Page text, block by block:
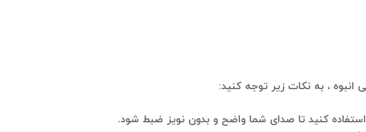
انبوه ، به نکات زیر توجه کنید:
کنید تا صدای شما واضح و بدون نویز ضبط شود.